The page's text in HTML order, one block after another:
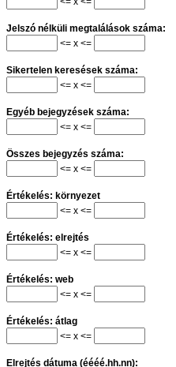
Jelszó nélküli megtalálások száma:
<= x <=
Sikertelen keresések száma:
<= x <=
Egyéb bejegyzések száma:
<= x <=
Összes bejegyzés száma:
<= x <=
Értékelés: környezet
<= x <=
Értékelés: elrejtés
<= x <=
Értékelés: web
<= x <=
Értékelés: átlag
<= x <=
Elrejtés dátuma (éééé.hh.nn):